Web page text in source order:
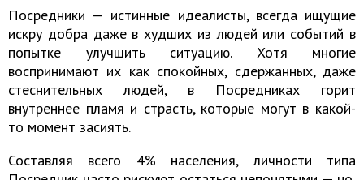
Посредники — истинные идеалисты, всегда ищущие
искру добра даже в худших из людей или событий в
попытке улучшить ситуацию. Хотя многие
воспринимают их как спокойных, сдержанных, даже
стеснительных людей, в Посредниках горит
внутреннее пламя и страсть, которые могут в какой-
то момент засиять.
Составляя всего 4% населения, личности типа